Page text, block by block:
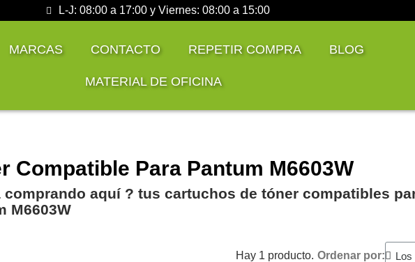
L-J: 08:00 a 17:00 y Viernes: 08:00 a 15:00
MARCAS CONTACTO REPETIR COMPRA BLOG
MATERIAL DE OFICINA
Compatible Para Pantum M6603W
comprando aquí ? tus cartuchos de tóner compatibles
M6603W
Hay 1 producto. Ordenar por: